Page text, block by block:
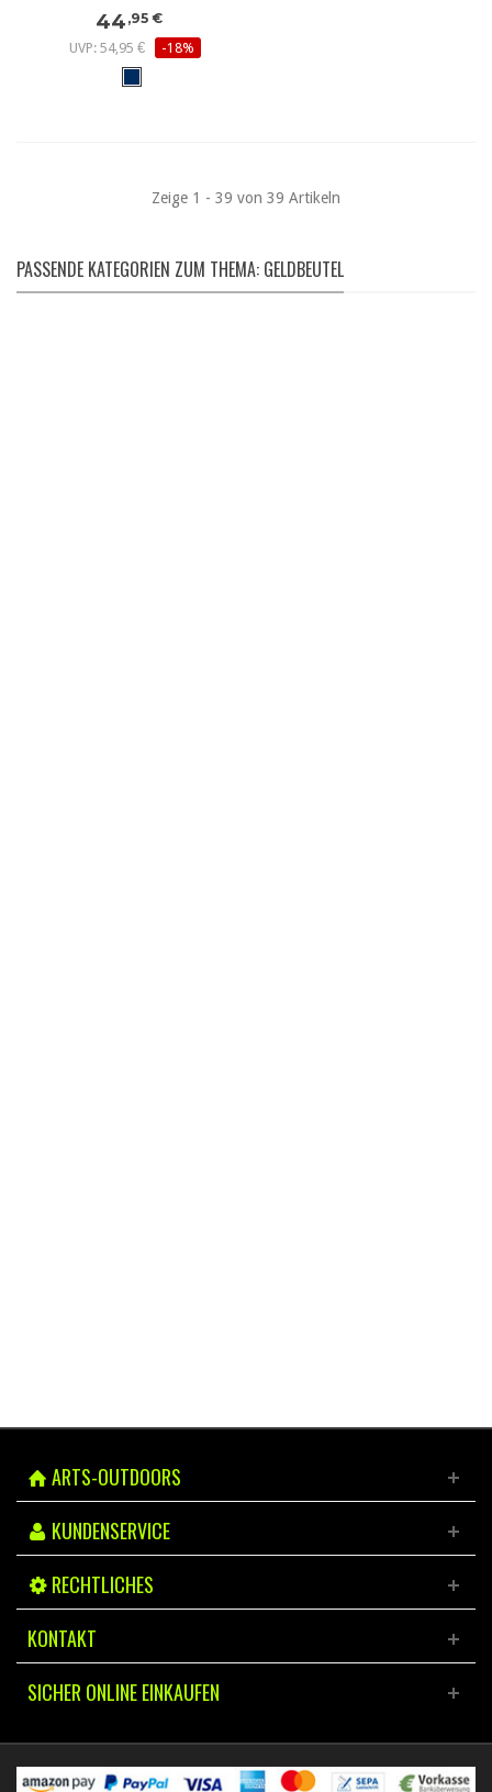
44 ,95 €
UVP: 54,95 €
-18%
Zeige 1 - 39 von 39 Artikeln
PASSENDE KATEGORIEN ZUM THEMA: GELDBEUTEL
ARTS-OUTDOORS
KUNDENSERVICE
RECHTLICHES
KONTAKT
SICHER ONLINE EINKAUFEN